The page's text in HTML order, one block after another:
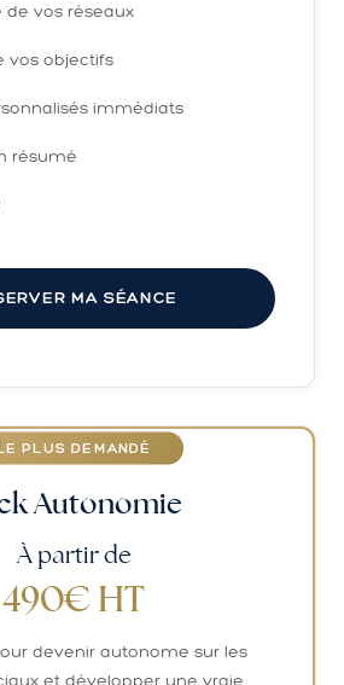
de vos réseaux
vos objectifs
immédiats
résumé
MA SÉANCE
PLUS DEMANDÉ
Autonomie
À partir de
490€ HT
devenir autonome sur les